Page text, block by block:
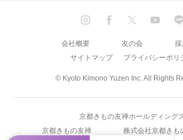
© Kyoto Kimono Yuzen Inc. All Rights
会社概要 友の会
採
サイトマップ
プライバシーポリ
京都きもの友禅ホールディング
京都きもの友禅
株式会社京都きも